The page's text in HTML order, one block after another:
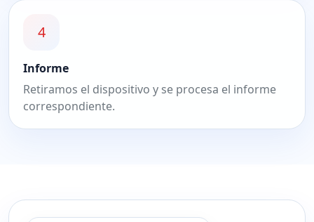
4
Informe
Retiramos el dispositivo y se procesa el informe
correspondiente.